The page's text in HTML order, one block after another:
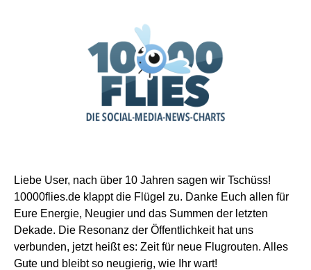
Liebe User, nach über 10 Jahren sagen wir Tschüss!
10000flies.de klappt die Flügel zu. Danke Euch allen für
Eure Energie, Neugier und das Summen der letzten
Dekade. Die Resonanz der Öffentlichkeit hat uns
verbunden, jetzt heißt es: Zeit für neue Flugrouten. Alles
Gute und bleibt so neugierig, wie Ihr wart!